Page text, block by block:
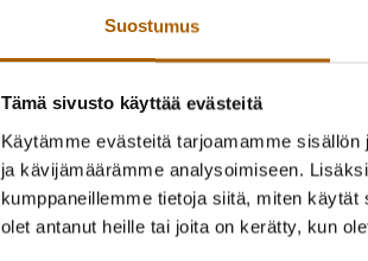
Suostumus
Tämä sivusto käyttää evästeitä
Käytämme evästeitä tarjoamamme
ja kävijämäärämme analysoimiseen.
kumppaneillemme tietoja siitä, miten
olet antanut heille tai joita on kerätty, kun